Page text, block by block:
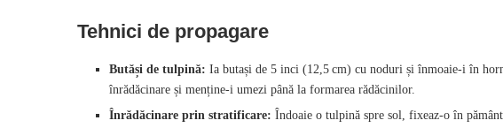
Tehnici de propagare
Butăși de tulpină: Ia butași de 5 inci (12,5 cm) cu noduri și înmoaie-i în
înrădăcinare și menține-i umezi până la formarea rădăcinilor.
Înrădăcinare prin stratificare: Îndoaie o tulpină spre sol, fixeaz-o în